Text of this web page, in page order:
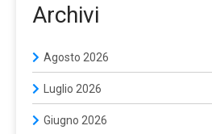
Archivi
Agosto 2026
Luglio 2026
Giugno 2026